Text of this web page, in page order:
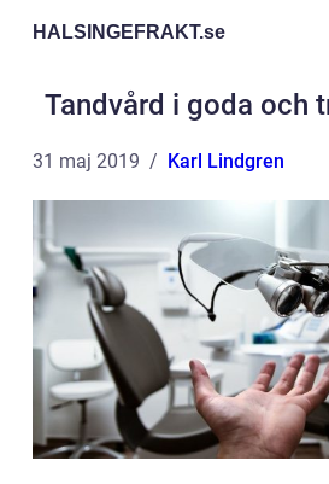
HALSINGEFRAKT.se
Tandvård i goda och
31 maj 2019 Karl Lindgren